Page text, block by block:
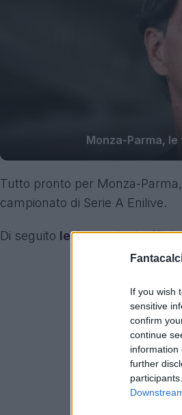
If you wish
sensitive
confirm
continue
information
further
Monza-Parma,
Tutto pronto per Monza-
campionato di Serie A Enilive.
Di seguito le formazioni